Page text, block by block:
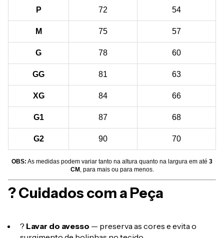
P 72 54
M 75 57
G 78 60
GG 81 63
XG 84 66
G1 87 68
G2 90 70
OBS: As medidas podem variar tanto na altura quanto na largura em até 3
CM , para mais ou para menos.
? Cuidados com a Peça
? Lavar do avesso — preserva as cores e evita o